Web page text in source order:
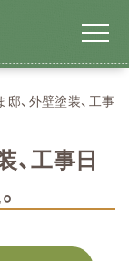
邸、外壁塗装、工事
、工事日